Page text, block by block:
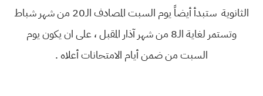
الثانوية ستبدأ أيضاً يوم السبت المصادف الـ20 من شهر شباط
وتستمر لغاية الـ8 من شهر آذار المقبل ، على ان يكون يوم
السبت من ضمن أيام الامتحانات أعلاه .